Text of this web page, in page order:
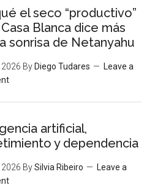
el seco “productivo”
Blanca dice más
sonrisa de Netanyahu
By Diego Tudares
Leave a
artificial,
y dependencia
BySilvia Ribeiro
Leave a